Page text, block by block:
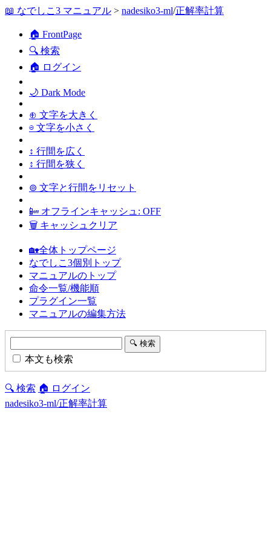
📖 なでしこ3 マニュアル > nadesiko3-ml/正解率計算
🏠 FrontPage
🔍 検索
🏠 ログイン
🌙 Dark Mode
⊕ 文字を大きく
⊖ 文字を小さく
↕ 行間を広く
↕ 行間を狭く
⊚ 文字と行間をリセット
📴 オフラインキャッシュ: OFF
🗑 キャッシュクリア
🏡全体トップページ
なでしこ3個別トップ
マニュアルのトップ
命令一覧/機能順
プラグイン一覧
マニュアルの編集方法
本文も検索
🔍 検索 🏠 ログイン
nadesiko3-ml/正解率計算